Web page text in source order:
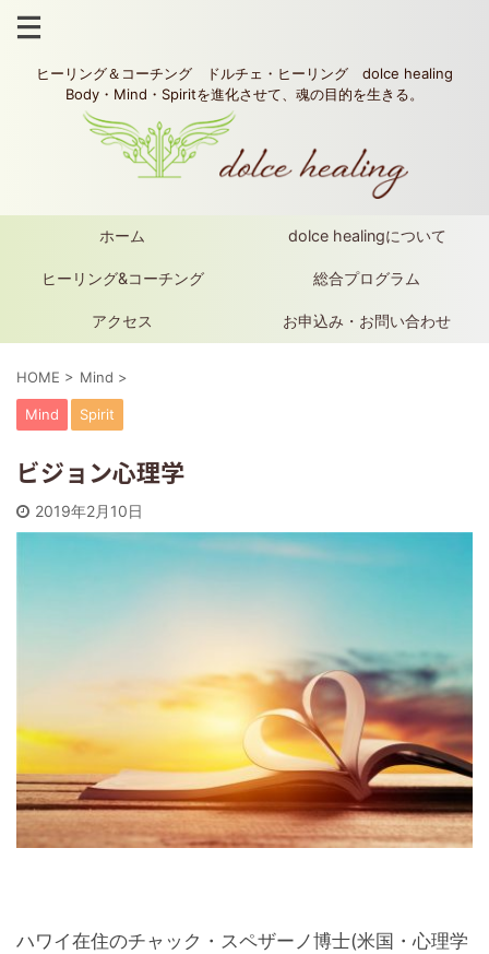
ヒーリング＆コーチング ドルチェ・ヒーリング dolce healing
Body・Mind・Spiritを進化させて、魂の目的を生きる。
ホーム dolce healingについて
ヒーリング&コーチング 総合プログラム
アクセス お申込み・お問い合わせ
HOME > Mind >
Mind Spirit
ビジョン心理学
2019年2月10日
ハワイ在住のチャック・スペザーノ博士(米国・心理学